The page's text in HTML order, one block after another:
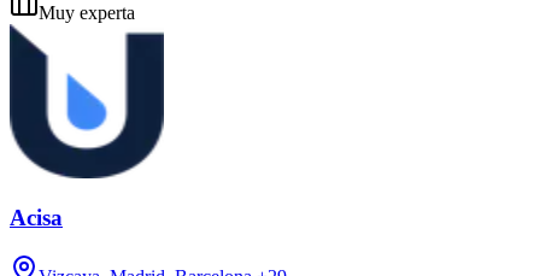
Muy experta
Acisa